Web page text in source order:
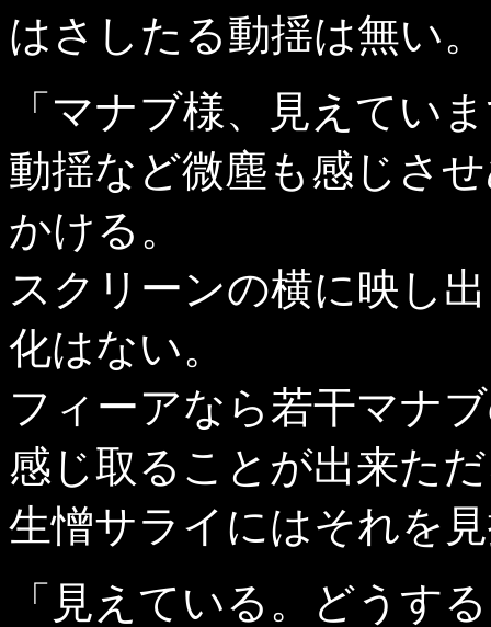
はさしたる動揺は無い。
「マナブ様、見えてい
動揺など微塵も感じさ
かける。
スクリーンの横に映し
化はない。
フィーアなら若干マナ
感じ取ることが出来た
生憎サライにはそれを
「見えている。どうす